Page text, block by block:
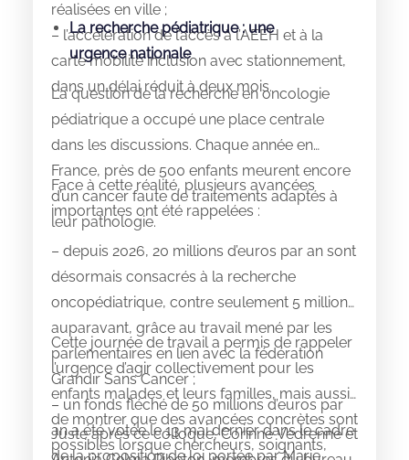
réalisées en ville ;
– l’accélération de l’accès à l’AEEH et à la
carte mobilité inclusion avec stationnement,
dans un délai réduit à deux mois.
La recherche pédiatrique : une
urgence nationale
La question de la recherche en oncologie
pédiatrique a occupé une place centrale
dans les discussions. Chaque année en
France, près de 500 enfants meurent encore
d’un cancer faute de traitements adaptés à
leur pathologie.
Face à cette réalité, plusieurs avancées
importantes ont été rappelées :
– depuis 2026, 20 millions d’euros par an sont
désormais consacrés à la recherche
oncopédiatrique, contre seulement 5 millions
auparavant, grâce au travail mené par les
parlementaires en lien avec la fédération
Grandir Sans Cancer ;
– un fonds fléché de 50 millions d’euros par
an a été votée le 13 mai dernier dans le cadre
de la proposition de loi portée par Marie
Cette journée de travail a permis de rappeler
l’urgence d’agir collectivement pour les
enfants malades et leurs familles, mais aussi
de montrer que des avancées concrètes sont
possibles lorsque chercheurs, soignants,
Juste après ce colloque, Corinne Vedrenne et